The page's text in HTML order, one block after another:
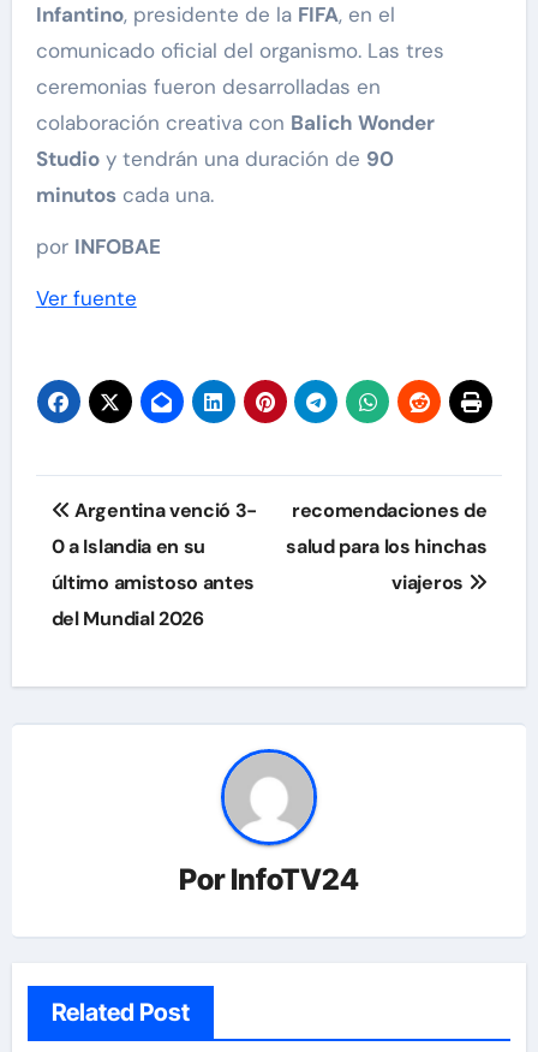
Infantino, presidente de la FIFA, en el
comunicado oficial del organismo. Las tres
ceremonias fueron desarrolladas en
colaboración creativa con Balich Wonder
Studioy tendrán una duración de 90
minutoscada una.
por INFOBAE
Ver fuente
Navegación
de
entradas
Argentina venció 3-
0 a Islandia en su
último amistoso antes
del Mundial 2026
recomendaciones de
salud para los hinchas
viajeros
PorInfoTV24
Related Post